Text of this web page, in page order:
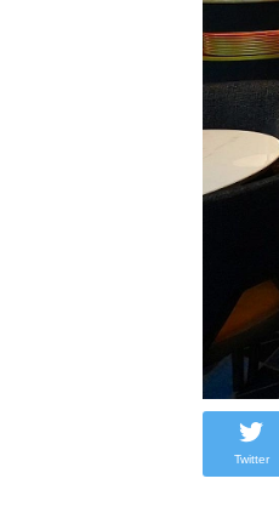
Twitter